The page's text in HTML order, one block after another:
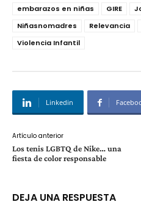
embarazos en niñas
GIRE
Niñasnomadres
Relevancia
Violencia Infantil
Linkedin
Artículo anterior
Los tenis LGBTQ de Nike… una
fiesta de color responsable
DEJA UNA RESPUESTA